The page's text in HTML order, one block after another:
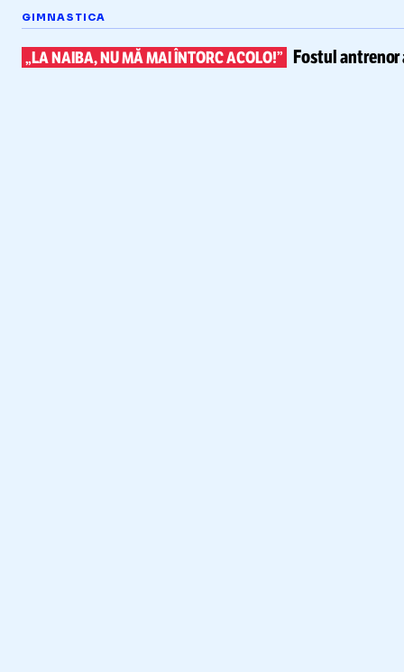
GIMNASTICA
„LA NAIBA, NU MĂ MAI ÎNTORC ACOLO!” Fostul